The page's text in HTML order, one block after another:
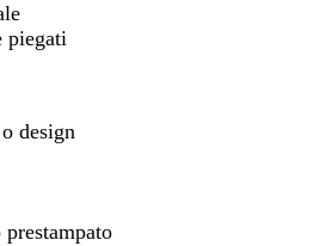
piegati
design